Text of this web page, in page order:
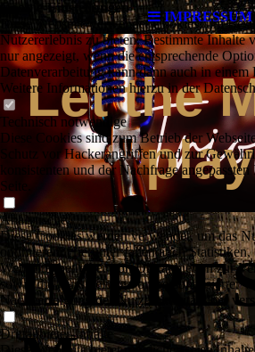
IMPRESSUM
Let the
play
Cookie-Einstellungen
Diese Webseite verwendet Cookies, um
Nutzererlebnis zu bieten. Bestimmte Inhalte
nur angezeigt, wenn die entsprechende
Datenverarbeitung kann dann auch in
Weitere Informationen hierzu in der
Technisch notwendige
Diese Cookies sind zum Betrieb der
Schutz vor Hackerangriffen und zur
konsistenten und der Nachfrage
Seite.
Analytische
Diese Cookies werden verwendet, um das
optimieren. Hierunter fallen auch Statistiken,
Webseitenbetreiber von Drittanbietern zur
sowie die Ausspielung von personalisierter
Nachverfolgung der Nutzeraktivität über
Drittanbieter-Inhalte